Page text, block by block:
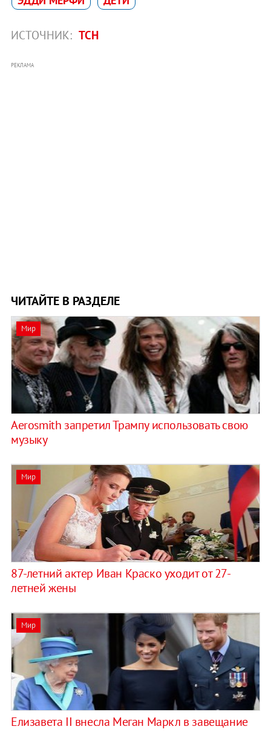
ИСТОЧНИК: ТСН
РЕКЛАМА
ЧИТАЙТЕ В РАЗДЕЛЕ
Мир
Aerosmith запретил Трампу использовать свою
музыку
Мир
87-летний актер Иван Краско уходит от 27-
летней жены
Мир
Елизавета II внесла Меган Маркл в завещание